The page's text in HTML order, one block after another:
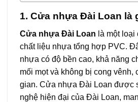
1. Cửa nhựa Đài Loan là
Cửa nhựa Đài Loan là một
chất liệu nhựa tổng hợp PVC.
nhựa có độ bền cao, khả năng
mối mọt và không bị cong vênh,
gian. Cửa nhựa Đài Loan được
nghệ hiện đại của Đài Loan,